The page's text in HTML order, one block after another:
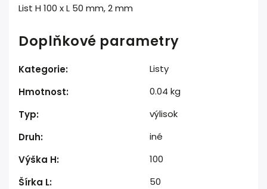
List H 100 x L 50 mm, 2 mm
Doplňkové parametry
Kategorie:
Listy
Hmotnost:
0.04 kg
Typ:
výlisok
Druh:
iné
Výška H:
100
Šírka L:
50